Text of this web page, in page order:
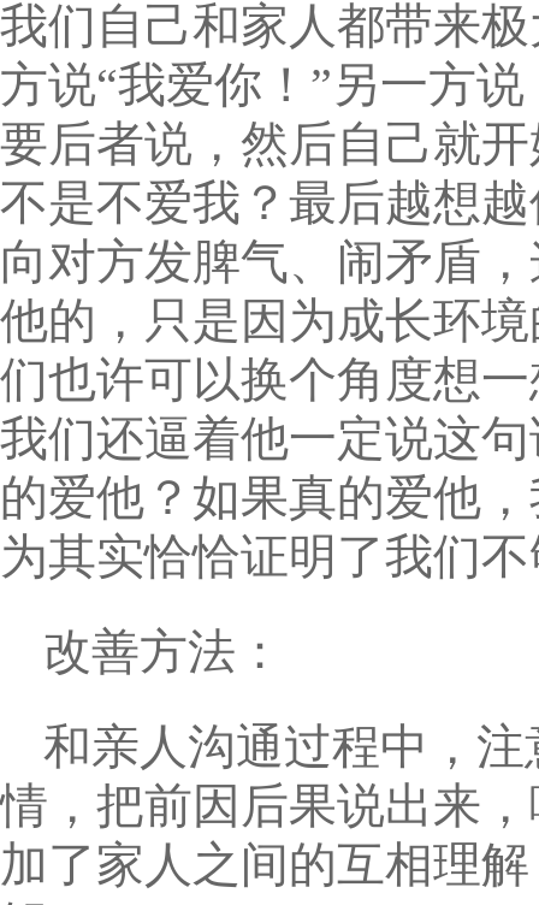
我们自己和家人都带来
方说“我爱你！”另一方
要后者说，然后自己就
不是不爱我？最后越想
向对方发脾气、闹矛盾
他的，只是因为成长环
们也许可以换个角度想
我们还逼着他一定说这
的爱他？如果真的爱他
为其实恰恰证明了我们
改善方法：
和亲人沟通过程中，
情，把前因后果说出来
加了家人之间的互相理